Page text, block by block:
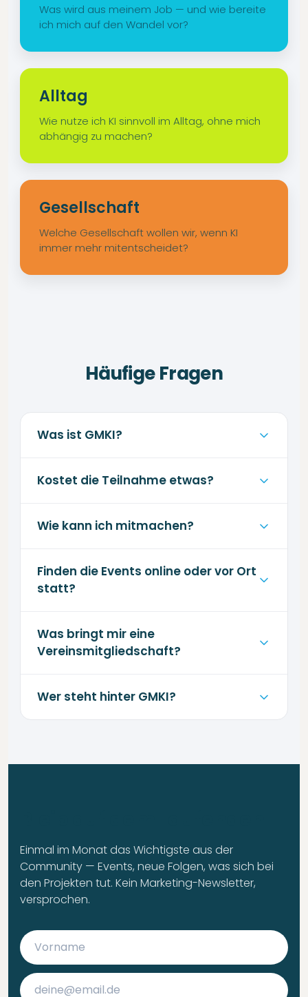
Was wird aus meinem Job — und wie bereite
ich mich auf den Wandel vor?
Alltag
Wie nutze ich KI sinnvoll im Alltag, ohne mich
abhängig zu machen?
Gesellschaft
Welche Gesellschaft wollen wir, wenn KI
immer mehr mitentscheidet?
Häufige Fragen
Was ist GMKI?
Kostet die Teilnahme etwas?
Wie kann ich mitmachen?
Finden die Events online oder vor Ort
statt?
Was bringt mir eine
Vereinsmitgliedschaft?
Wer steht hinter GMKI?
Einmal im Monat das Wichtigste aus der
Community — Events, neue Folgen, was sich bei
den Projekten tut. Kein Marketing-Newsletter,
versprochen.
Wie wir dich nennen sollen
E-Mail-Adresse